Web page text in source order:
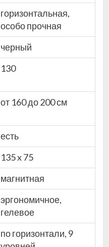
горизонтальная,
особо прочная
черный
130
от 160 до 200 см
есть
135 x 75
магнитная
эргономичное,
гелевое
по горизонтали, 9